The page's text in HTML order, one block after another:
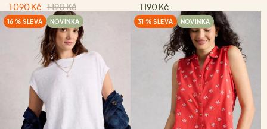
1 090 Kč 1 190 Kč
1 190 Kč
16 % SLEVA NOVINKA 31 % SLEVA NOVINKA